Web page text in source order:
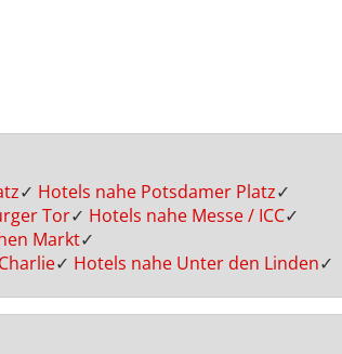
✓ Hotels nahe Potsdamer Platz✓
Tor✓ Hotels nahe Messe / ICC✓
Markt✓
✓ Hotels nahe Unter den Linden✓